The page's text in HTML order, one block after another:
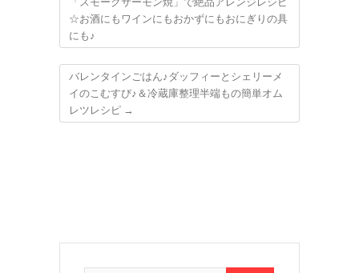
☆お酒にもワインにもおかずにもおにぎりの具
にも♪
バレンタインごはん♪ダッフィーとシェリーメ
イのこむすび♪＆冷蔵庫整理半端もの簡単オム
レツレシピ →